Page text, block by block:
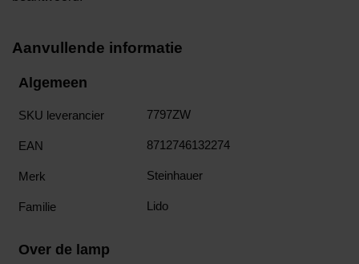
Aanvullende informatie
Algemeen
SKU leverancier 7797ZW
EAN 8712746132274
Merk Steinhauer
Familie Lido
Over de lamp